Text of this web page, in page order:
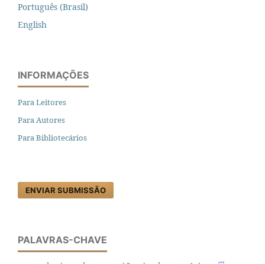
Português (Brasil)
English
INFORMAÇÕES
Para Leitores
Para Autores
Para Bibliotecários
ENVIAR SUBMISSÃO
PALAVRAS-CHAVE